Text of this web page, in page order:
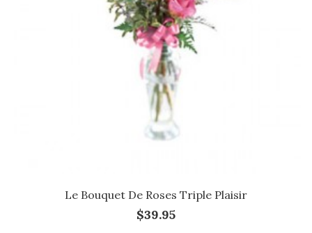
Le Bouquet De Roses Triple Plaisir
$39.95